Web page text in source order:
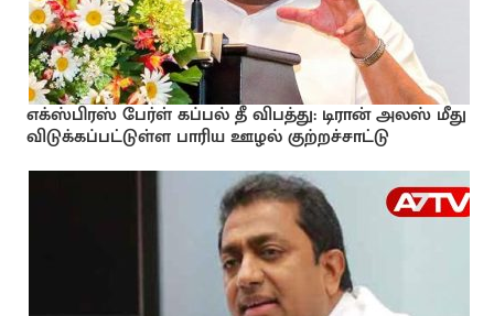
எக்ஸ்பிரஸ் பேர்ள் கப்பல் தீ விபத்து: டிரான் அலஸ் மீது
விடுக்கப்பட்டுள்ள பாரிய ஊழல் குற்றச்சாட்டு